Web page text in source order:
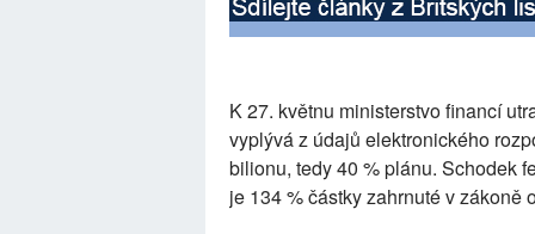
K 27. květnu ministerstvo financí
vyplývá z údajů elektronického
bilionu, tedy 40 % plánu. Schodek
je 134 % částky zahrnuté v zákoně